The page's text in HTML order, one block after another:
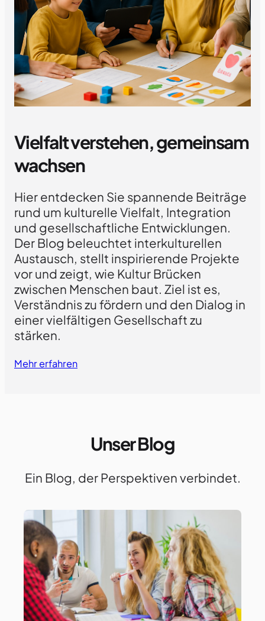
Vielfalt verstehen, gemeinsam
wachsen
Hier entdecken Sie spannende Beiträge
rund um kulturelle Vielfalt, Integration
und gesellschaftliche Entwicklungen.
Der Blog beleuchtet interkulturellen
Austausch, stellt inspirierende Projekte
vor und zeigt, wie Kultur Brücken
zwischen Menschen baut. Ziel ist es,
Verständnis zu fördern und den Dialog in
einer vielfältigen Gesellschaft zu
stärken.
Mehr erfahren
Unser Blog
Ein Blog, der Perspektiven verbindet.